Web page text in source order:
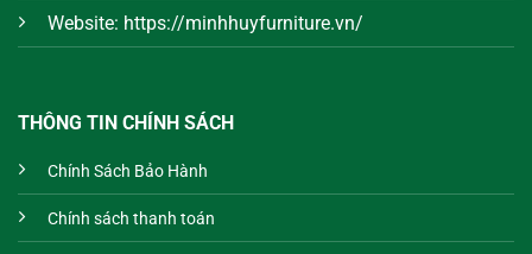
Website: https://minhhuyfurniture.vn/
THÔNG TIN CHÍNH SÁCH
Chính Sách Bảo Hành
Chính sách thanh toán